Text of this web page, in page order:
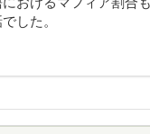
した。